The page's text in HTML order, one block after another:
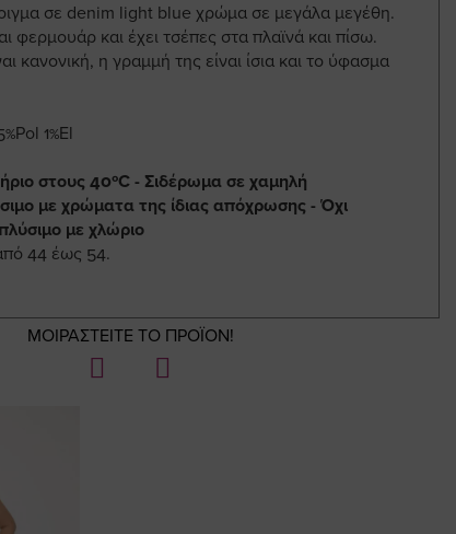
σε denim light blue χρώμα σε μεγάλα μεγέθη.
φερμουάρ και έχει τσέπες στα πλαϊνά και πίσω.
κανονική, η γραμμή της είναι ίσια και το ύφασμα
1%El
στους 40ºC - Σιδέρωμα σε χαμηλή
με χρώματα της ίδιας απόχρωσης - Όχι
με χλώριο
44 έως 54.
ΜΟΙΡΑΣΤΕΙΤΕ ΤΟ ΠΡΟΪΟΝ!